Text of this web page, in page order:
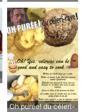
Oh purée! du céleri-